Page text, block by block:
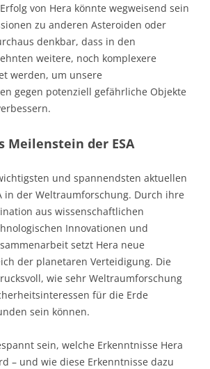
von Hera könnte wegweisend sein
zu anderen Asteroiden oder
denkbar, dass in den
weitere, noch komplexere
werden, um unsere
gegen potenziell gefährliche Objekte
Meilenstein der ESA
und spannendsten aktuellen
in der Weltraumforschung. Durch ihre
aus wissenschaftlichen
Innovationen und
setzt Hera neue
der planetaren Verteidigung. Die
wie sehr Weltraumforschung
für die Erde
sein können.
sein, welche Erkenntnisse Hera
– und wie diese Erkenntnisse dazu